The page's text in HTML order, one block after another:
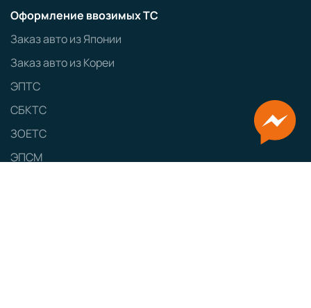
Оформление ввозимых ТС
Заказ авто из Японии
Заказ авто из Кореи
ЭПТС
СБКТС
ЗОЕТС
ЭПСМ